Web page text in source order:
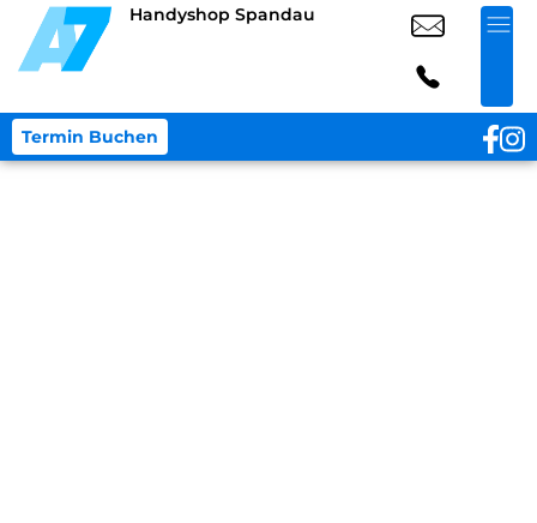
Handyshop Spandau
Termin Buchen